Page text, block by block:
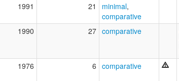
1991 21 minimal,
comparative
1990 27 comparative
1976 6 comparative